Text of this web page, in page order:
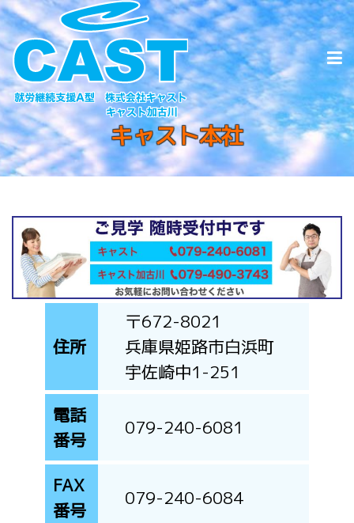
キャスト本社
住所
〒672-8021
兵庫県姫路市白浜町
宇佐崎中1-251
電話
番号
079-240-6081
FAX
番号
079-240-6084